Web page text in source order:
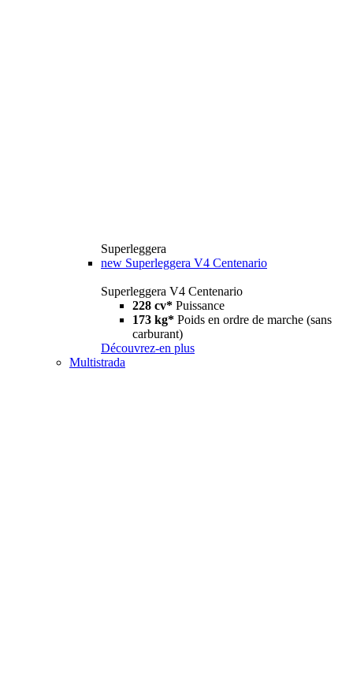
Superleggera
new Superleggera V4 Centenario
Superleggera V4 Centenario
228 cv* Puissance
173 kg* Poids en ordre de marche (sans
carburant)
Découvrez-en plus
Multistrada